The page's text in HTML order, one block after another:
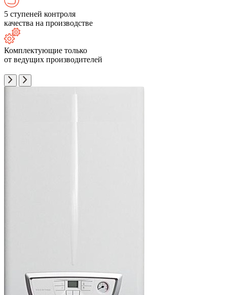
5 ступеней контроля
качества на производстве
Комплектующие только
от ведущих производителей